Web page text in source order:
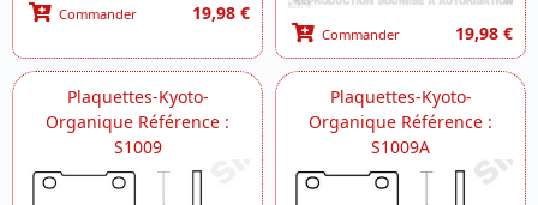
Commander 19,98 €
Commander 19,98 €
Plaquettes-Kyoto-
Organique Référence :
S1009
Plaquettes-Kyoto-
Organique Référence :
S1009A